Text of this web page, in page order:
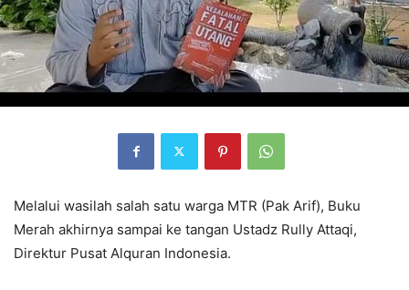
Melalui wasilah salah satu warga MTR (Pak Arif), Buku
Merah akhirnya sampai ke tangan Ustadz Rully Attaqi,
Direktur Pusat Alquran Indonesia.